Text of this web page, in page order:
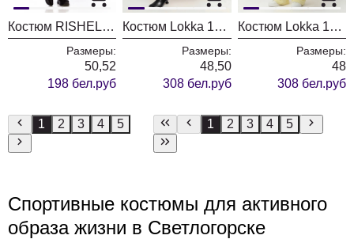
Костюм RISHELIE 999 зеленый + черный
Размеры:
50,52
198 бел.руб
Костюм Lokka 1870В
Размеры:
48,50
308 бел.руб
Костюм Lokka 1869
Размеры:
48
308 бел.руб
1 2 3 4 5 1 2 3 4 5
Спортивные костюмы для активного
образа жизни в Светлогорске